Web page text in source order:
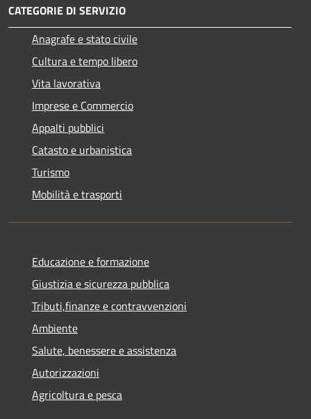
CATEGORIE DI SERVIZIO
Anagrafe e stato civile
Cultura e tempo libero
Vita lavorativa
Imprese e Commercio
Appalti pubblici
Catasto e urbanistica
Turismo
Mobilità e trasporti
Educazione e formazione
Giustizia e sicurezza pubblica
Tributi,finanze e contravvenzioni
Ambiente
Salute, benessere e assistenza
Autorizzazioni
Agricoltura e pesca